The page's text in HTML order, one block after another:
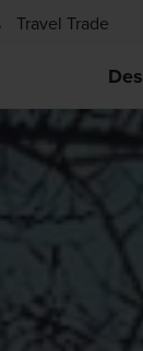
Travel Trade